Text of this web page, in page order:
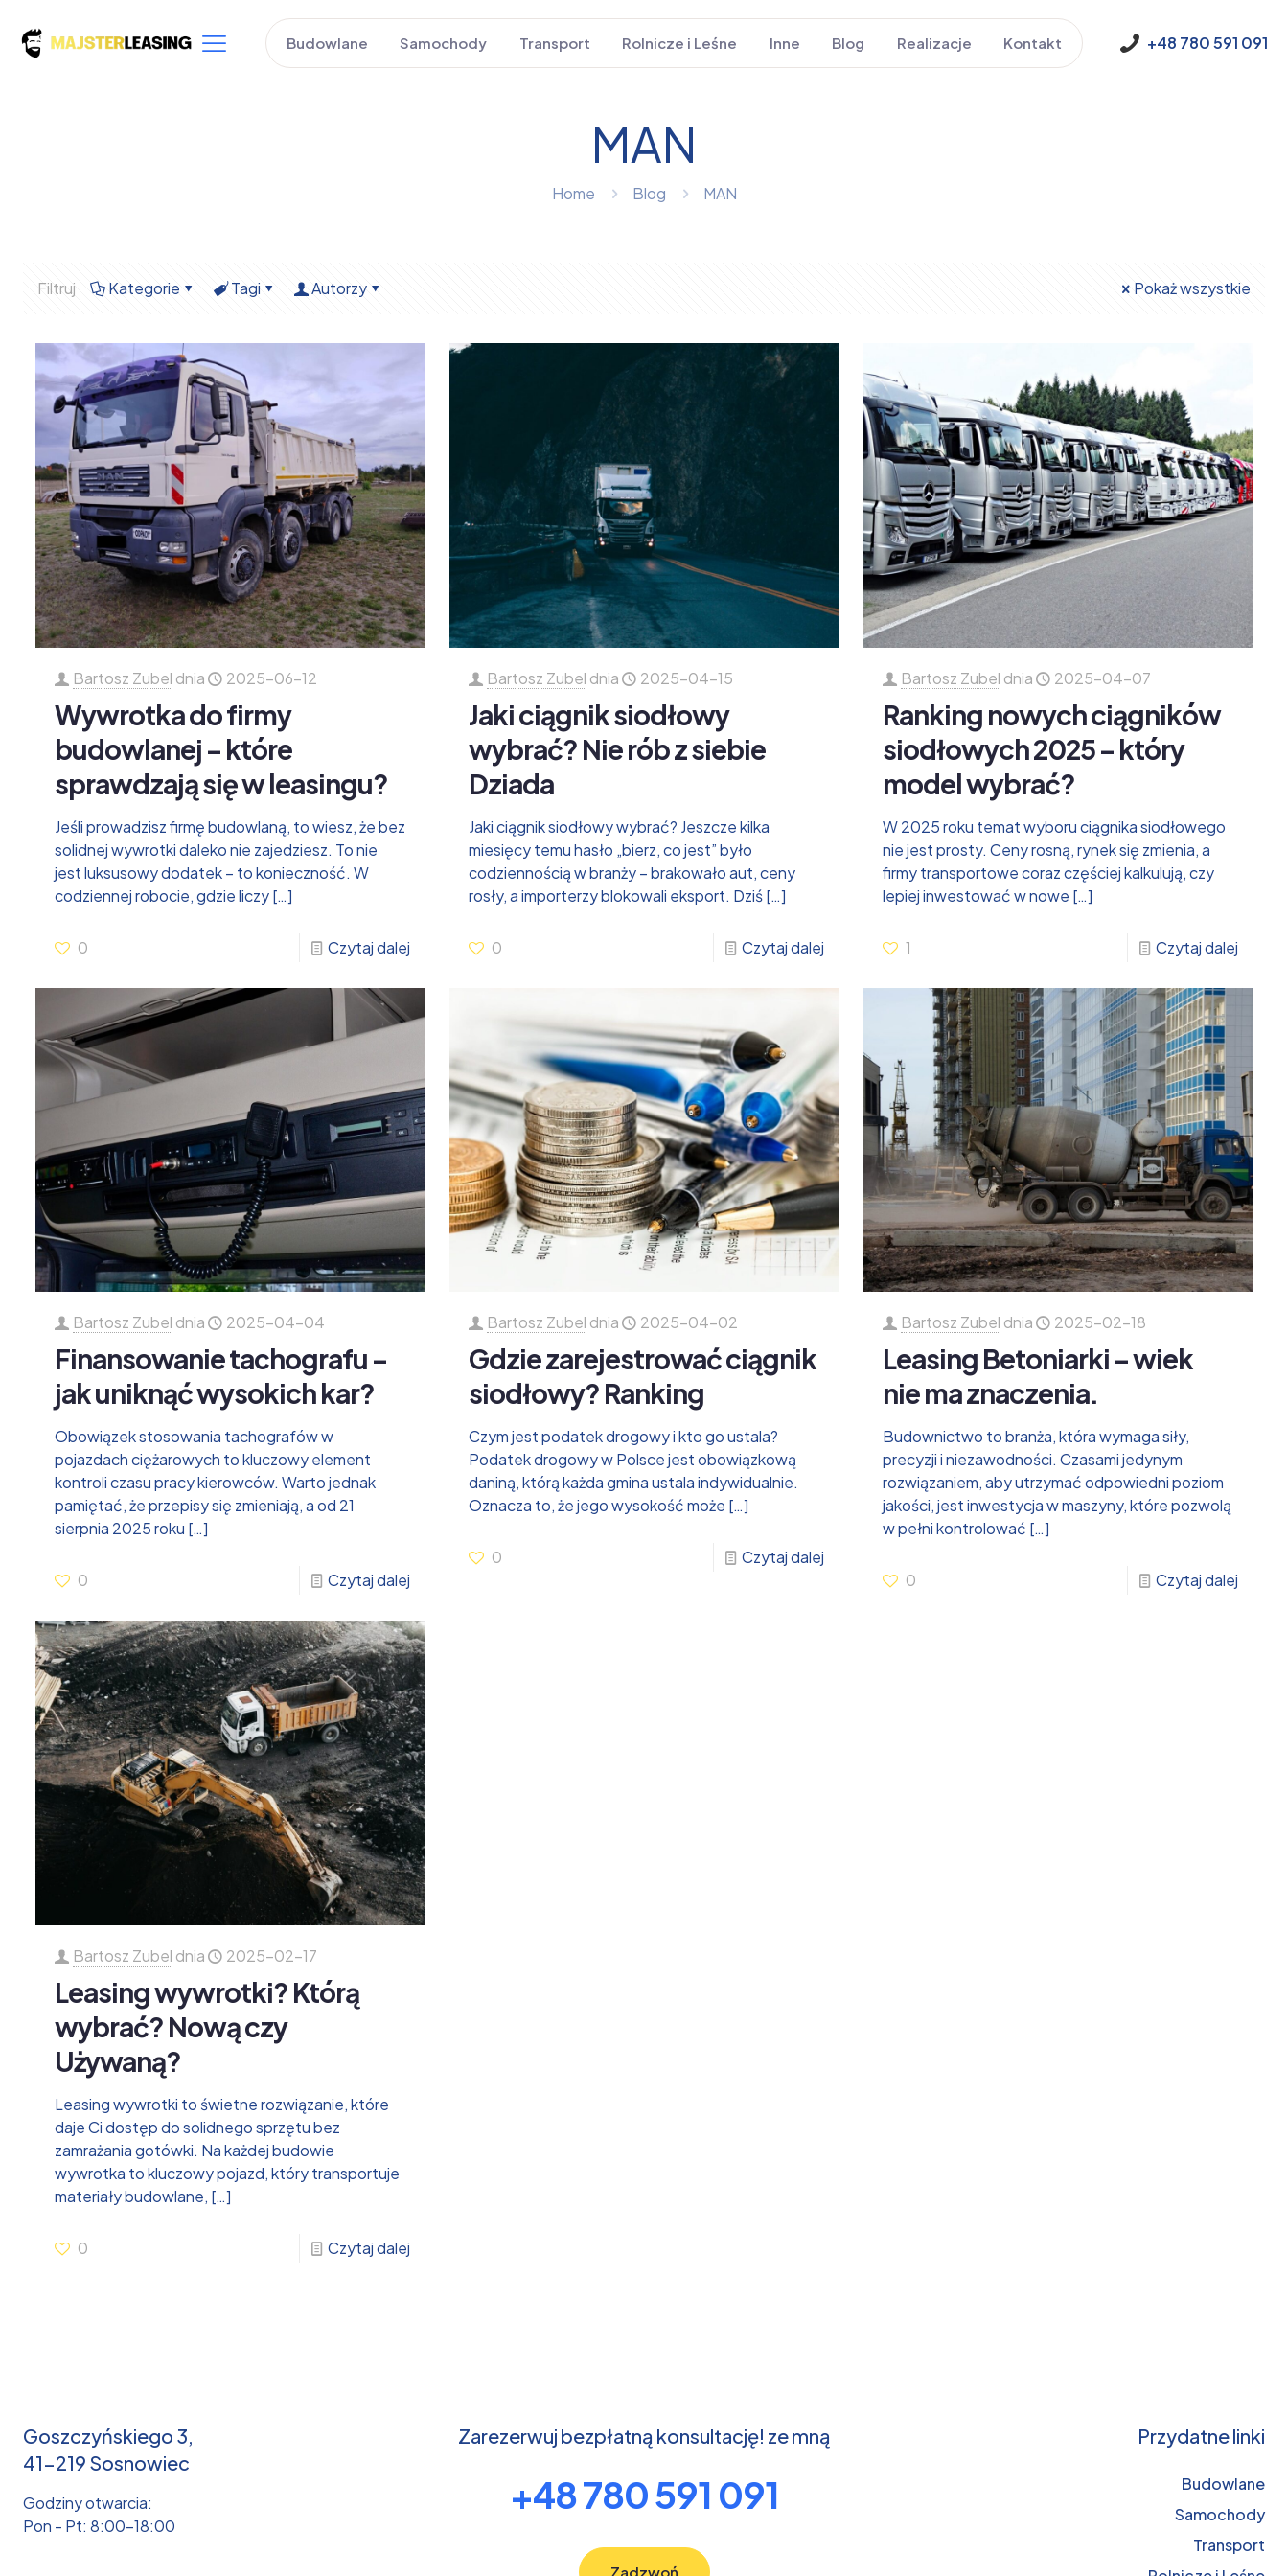
Budowlane Samochody Transport Rolnicze i Leśne Inne Blog Realizacje Kontakt +48 780 591 091
MAN
Home Blog MAN
Filtruj Kategorie Tagi Autorzy Pokaż wszystkie
Bartosz Zubel dnia 2025-06-12
Wywrotka do firmy
budowlanej – które
sprawdzają się w leasingu?
Jeśli prowadzisz firmę budowlaną, to wiesz, że bez
solidnej wywrotki daleko nie zajedziesz. To nie
jest luksusowy dodatek – to konieczność. W
codziennej robocie, gdzie liczy[…]
0 Czytaj dalej
Bartosz Zubel dnia 2025-04-15
Jaki ciągnik siodłowy
wybrać? Nie rób z siebie
Dziada
Jaki ciągnik siodłowy wybrać? Jeszcze kilka
miesięcy temu hasło „bierz, co jest” było
codziennością w branży – brakowało aut, ceny
rosły, a importerzy blokowali eksport. Dziś[…]
0 Czytaj dalej
Bartosz Zubel dnia 2025-04-07
Ranking nowych ciągników
siodłowych 2025 – który
model wybrać?
W 2025 roku temat wyboru ciągnika siodłowego
nie jest prosty. Ceny rosną, rynek się zmienia, a
firmy transportowe coraz częściej kalkulują, czy
lepiej inwestować w nowe […]
1 Czytaj dalej
Bartosz Zubel dnia 2025-04-04
Finansowanie tachografu –
jak uniknąć wysokich kar?
Obowiązek stosowania tachografów w
pojazdach ciężarowych to kluczowy element
kontroli czasu pracy kierowców. Warto jednak
pamiętać, że przepisy się zmieniają, a od 21
sierpnia 2025 roku […]
0 Czytaj dalej
Bartosz Zubel dnia 2025-04-02
Gdzie zarejestrować ciągnik
siodłowy? Ranking
Czym jest podatek drogowy i kto go ustala?
Podatek drogowy w Polsce jest obowiązkową
daniną, którą każda gmina ustala indywidualnie.
Oznacza to, że jego wysokość może […]
0 Czytaj dalej
Bartosz Zubel dnia 2025-02-18
Leasing Betoniarki – wiek
nie ma znaczenia.
Budownictwo to branża, która wymaga siły,
precyzji i niezawodności. Czasami jedynym
rozwiązaniem, aby utrzymać odpowiedni poziom
jakości, jest inwestycja w maszyny, które pozwolą
w pełni kontrolować […]
0 Czytaj dalej
Bartosz Zubel dnia 2025-02-17
Leasing wywrotki? Którą
wybrać? Nową czy
Używaną?
Leasing wywrotki to świetne rozwiązanie, które
daje Ci dostęp do solidnego sprzętu bez
zamrażania gotówki. Na każdej budowie
wywrotka to kluczowy pojazd, który transportuje
materiały budowlane, […]
0 Czytaj dalej
Goszczyńskiego 3,
41-219 Sosnowiec
Godziny otwarcia:
Pon - Pt: 8:00-18:00
Zarezerwuj bezpłatną konsultację! ze mną
+48 780 591 091
Zadzwoń
Przydatne linki
Budowlane
Samochody
Transport